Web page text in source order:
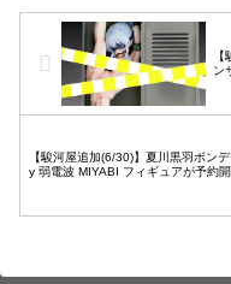
ン
【駿河屋追加(6/30)】夏川黒羽ボン
y 弱電波 MIYABI フィギュアが予約開